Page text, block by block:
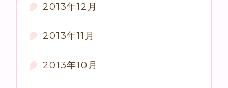
2013年12月
2013年11月
2013年10月